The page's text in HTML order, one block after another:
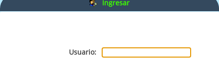
Ingresar
Usuario: